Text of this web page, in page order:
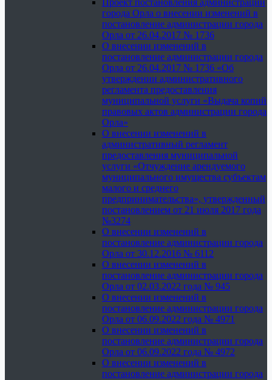
Проект постановления администрации
города Орла о внесении изменений в
постановление администрации города
Орла от 26.04.2017 № 1736
О внесении изменений в
постановление администрации города
Орла от 26.04.2017 № 1736 «Об
утверждении административного
регламента предоставления
муниципальной услуги «Выдача копий
правовых актов администрации города
Орла»
О внесении изменений в
административный регламент
предоставления муниципальной
услуги «Отчуждение арендуемого
муниципального имущества субъектам
малого и среднего
предпринимательства», утвержденный
постановлением от 21 июля 2017 года
№3274
О внесении изменений в
постановление администрации города
Орла от 30.12.2016 № 6112
О внесении изменений в
постановление администрации города
Орла от 02.03.2022 года № 945
О внесении изменений в
постановление администрации города
Орла от 06.09.2022 года № 4971
О внесении изменений в
постановление администрации города
Орла от 06.09.2022 года № 4972
О внесении изменений в
постановление администрации города